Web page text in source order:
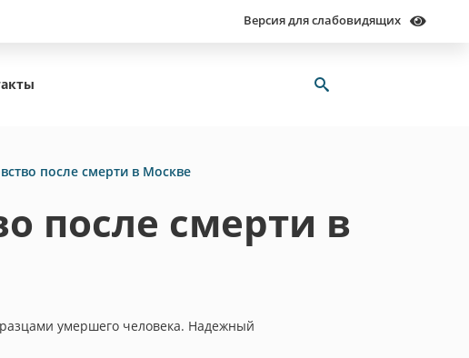
Версия для слабовидящих
после смерти в Москве
после смерти в
умершего человека. Надежный